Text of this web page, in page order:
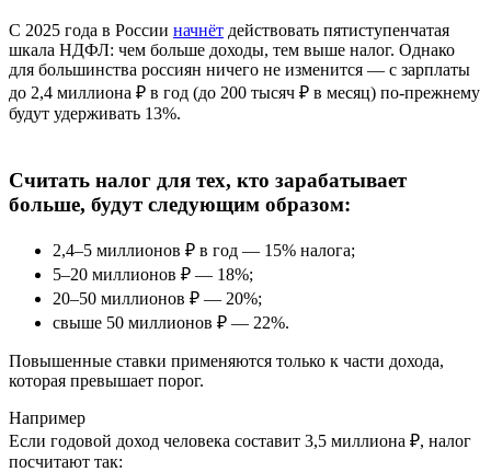
С 2025 года в России начнёт действовать пятиступенчатая
шкала НДФЛ: чем больше доходы, тем выше налог. Однако
для большинства россиян ничего не изменится — с зарплаты
до 2,4 миллиона ₽ в год (до 200 тысяч ₽ в месяц) по-прежнему
будут удерживать 13%.
Считать налог для тех, кто зарабатывает
больше, будут следующим образом:
2,4–5 миллионов ₽ в год — 15% налога;
5–20 миллионов ₽ — 18%;
20–50 миллионов ₽ — 20%;
свыше 50 миллионов ₽ — 22%.
Повышенные ставки применяются только к части дохода,
которая превышает порог.
Например
Если годовой доход человека составит 3,5 миллиона ₽, налог
посчитают так: